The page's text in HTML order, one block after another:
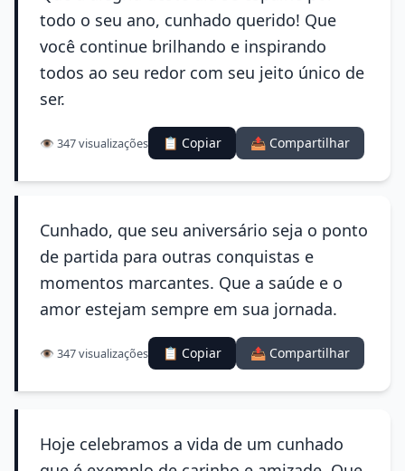
todo o seu ano, cunhado querido! Que
você continue brilhando e inspirando
todos ao seu redor com seu jeito único de
ser.
👁️ 347 visualizações 📋 Copiar 📤 Compartilhar
Cunhado, que seu aniversário seja o ponto
de partida para outras conquistas e
momentos marcantes. Que a saúde e o
amor estejam sempre em sua jornada.
👁️ 347 visualizações 📋 Copiar 📤 Compartilhar
Hoje celebramos a vida de um cunhado